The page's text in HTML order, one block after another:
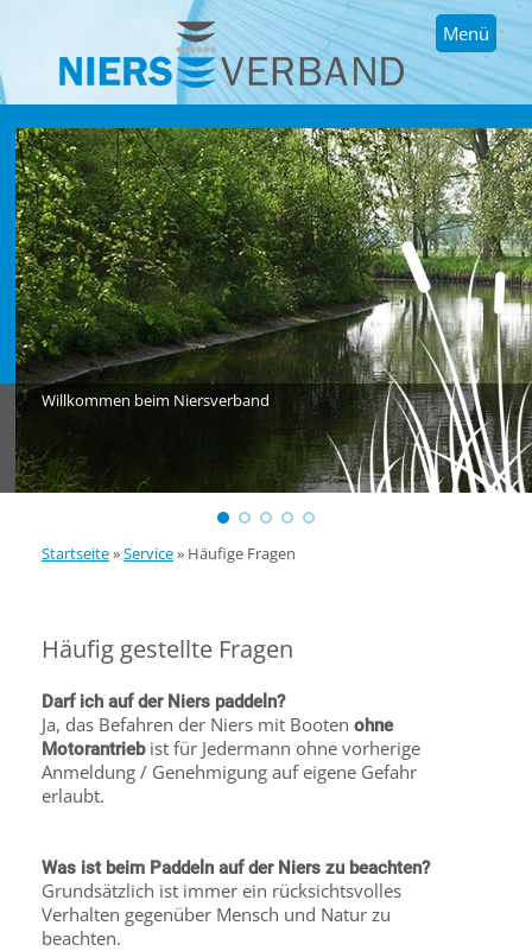
Menü
Willkommen beim Niersverband
Startseite»Service» Häufige Fragen
Häufig gestellte Fragen
Darf ich auf der Niers paddeln?
Ja, das Befahren der Niers mit Booten ohne
Motorantriebist für Jedermann ohne vorherige
Anmeldung / Genehmigung auf eigene Gefahr
erlaubt.
Was ist beim Paddeln auf der Niers zu beachten?
Grundsätzlich ist immer ein rücksichtsvolles
Verhalten gegenüber Mensch und Natur zu
beachten.